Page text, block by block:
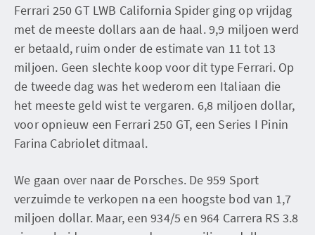
Ferrari 250 GT LWB California Spider ging op vrijdag
met de meeste dollars aan de haal. 9,9 miljoen werd
er betaald, ruim onder de estimate van 11 tot 13
miljoen. Geen slechte koop voor dit type Ferrari. Op
de tweede dag was het wederom een Italiaan die
het meeste geld wist te vergaren. 6,8 miljoen dollar,
voor opnieuw een Ferrari 250 GT, een Series I Pinin
Farina Cabriolet ditmaal.
We gaan over naar de Porsches. De 959 Sport
verzuimde te verkopen na een hoogste bod van 1,7
miljoen dollar. Maar, een 934/5 en 964 Carrera RS 3.8